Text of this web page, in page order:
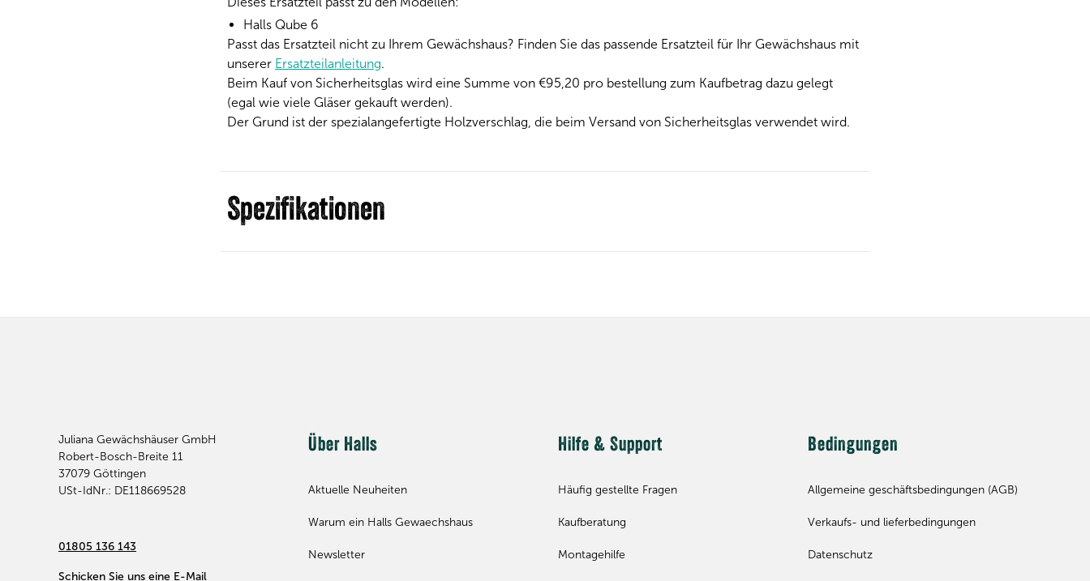
Halls Qube 6
Passt das Ersatzteil nicht zu Ihrem Gewächshaus? Finden Sie das passende Ersatzteil für Ihr Gewächshaus mit
unserer Ersatzteilanleitung.
Beim Kauf von Sicherheitsglas wird eine Summe von €95,20 pro bestellung zum Kaufbetrag dazu gelegt
(egal wie viele Gläser gekauft werden).
Der Grund ist der spezialangefertigte Holzverschlag, die beim Versand von Sicherheitsglas verwendet wird.
Spezifikationen
Juliana Gewächshäuser GmbH
Robert-Bosch-Breite 11
37079 Göttingen
USt-IdNr.: DE118669528
01805 136 143
Schicken Sie uns eine E-Mail
Über Halls
Aktuelle Neuheiten
Warum ein Halls Gewaechshaus
Newsletter
Hilfe & Support
Häufig gestellte Fragen
Kaufberatung
Montagehilfe
Bedingungen
Allgemeine geschäftsbedingungen (AGB)
Verkaufs- und lieferbedingungen
Datenschutz